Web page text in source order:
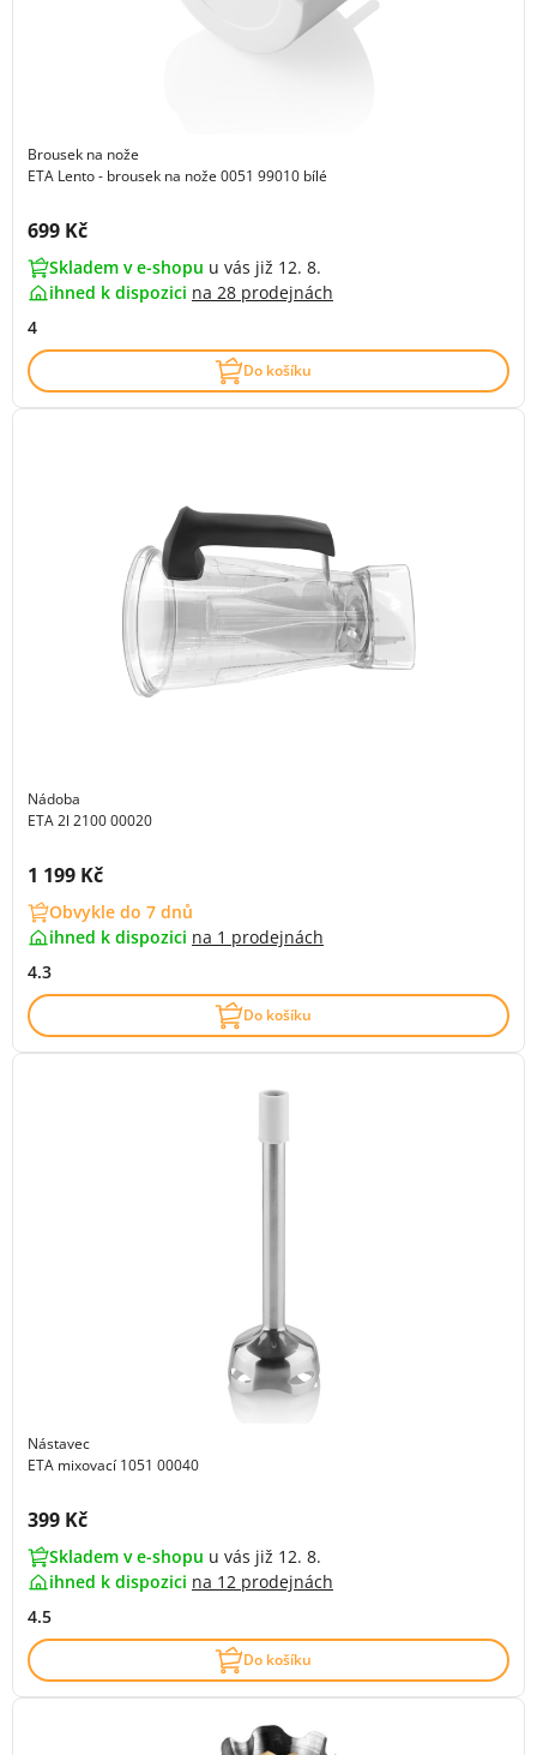
Brousek na nože
ETA Lento - brousek na nože 0051 99010 bílé
Cena s DPH:
699 Kč
Skladem v e-shopu u vás již 12. 8.
ihned k dispozici na 28 prodejnách
4
Do košíku
Nádoba
ETA 2l 2100 00020
Cena s DPH:
1 199 Kč
Obvykle do 7 dnů
ihned k dispozici na 1 prodejnách
4.3
Do košíku
Nástavec
ETA mixovací 1051 00040
Cena s DPH:
399 Kč
Skladem v e-shopu u vás již 12. 8.
ihned k dispozici na 12 prodejnách
4.5
Do košíku